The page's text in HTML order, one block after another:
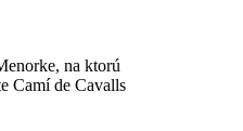
na ktorú
Camí de Cavalls